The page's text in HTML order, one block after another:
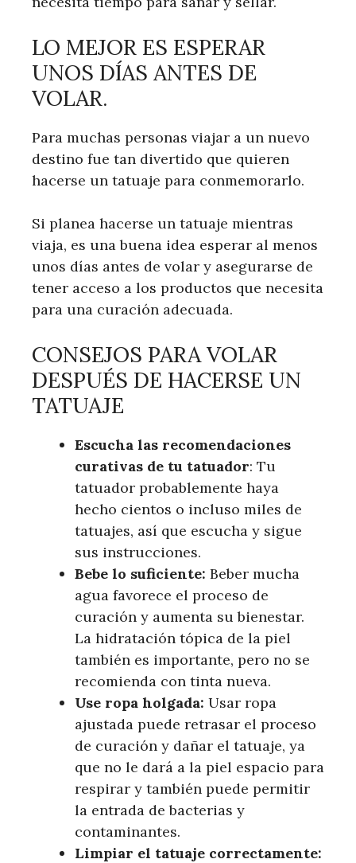
LO MEJOR ES ESPERAR
UNOS DÍAS ANTES DE
VOLAR.
Para muchas personas viajar a un nuevo
destino fue tan divertido que quieren
hacerse un tatuaje para conmemorarlo.
Si planea hacerse un tatuaje mientras
viaja, es una buena idea esperar al menos
unos días antes de volar y asegurarse de
tener acceso a los productos que necesita
para una curación adecuada.
CONSEJOS PARA VOLAR
DESPUÉS DE HACERSE UN
TATUAJE
Escucha las recomendaciones
curativas de tu tatuador: Tu
tatuador probablemente haya
hecho cientos o incluso miles de
tatuajes, así que escucha y sigue
sus instrucciones.
Bebe lo suficiente: Beber mucha
agua favorece el proceso de
curación y aumenta su bienestar.
La hidratación tópica de la piel
también es importante, pero no se
recomienda con tinta nueva.
Use ropa holgada: Usar ropa
ajustada puede retrasar el proceso
de curación y dañar el tatuaje, ya
que no le dará a la piel espacio para
respirar y también puede permitir
la entrada de bacterias y
contaminantes.
Limpiar el tatuaje correctamente: